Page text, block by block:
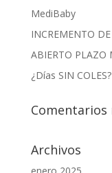
MediBaby
INCREMENTO DE
ABIERTO PLAZO
¿Días SIN COLES?
Comentarios
Archivos
enero 2025